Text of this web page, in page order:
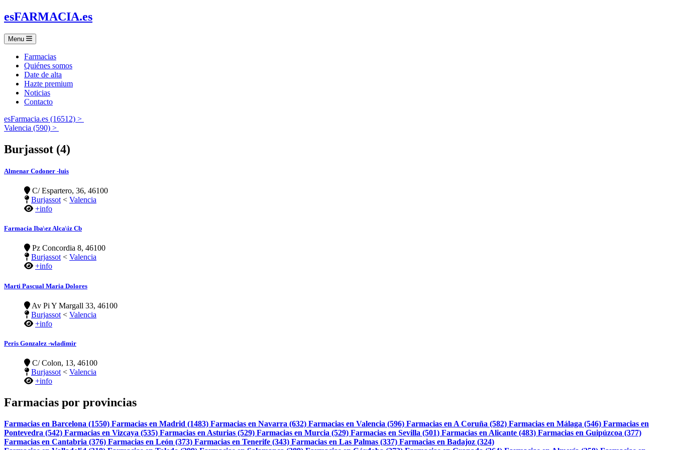
esFARMACIA.es
Menu
Farmacias
Quiénes somos
Date de alta
Hazte premium
Noticias
Contacto
esFarmacia.es (16512) >
Valencia (590) >
Burjassot (4)
Almenar Codoner -luis
C/ Espartero, 36, 46100
Burjassot < Valencia
+info
Farmacia Iba\ez Alca\iz Cb
Pz Concordia 8, 46100
Burjassot< Valencia
+info
Marti Pascual Maria Dolores
Av Pi Y Margall 33, 46100
Burjassot < Valencia
+info
Peris Gonzalez -wladimir
C/ Colon, 13, 46100
Burjassot < Valencia
+info
Farmacias por provincias
Farmacias en Barcelona (1550) Farmacias en Madrid (1483) Farmacias en Navarra (632) Farmacias en Valencia (596) Farmacias en A Coruña (582) Farmacias en Málaga (546) Farmacias en
Pontevedra (542) Farmacias en Vizcaya (535) Farmacias en Asturias (529) Farmacias en Murcia (529) Farmacias en Sevilla (501) Farmacias en Alicante (483) Farmacias en Guipúzcoa (377)
Farmacias en Cantabria (376) Farmacias en León (373) Farmacias en Tenerife (343) Farmacias en Las Palmas (337) Farmacias en Badajoz (324)